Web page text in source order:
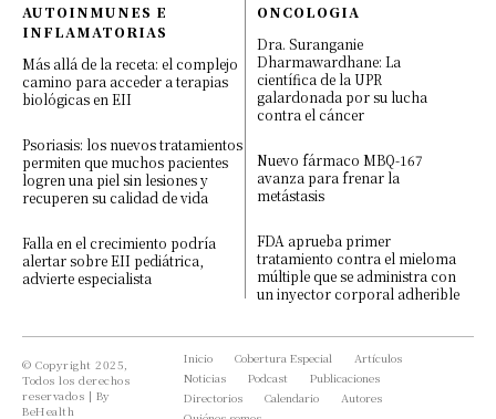
AUTOINMUNES E
INFLAMATORIAS
Más allá de la receta: el complejo
camino para acceder a terapias
biológicas en EII
Psoriasis: los nuevos tratamientos
permiten que muchos pacientes
logren una piel sin lesiones y
recuperen su calidad de vida
Falla en el crecimiento podría
alertar sobre EII pediátrica,
advierte especialista
ONCOLOGIA
Dra. Suranganie
Dharmawardhane: La
científica de la UPR
galardonada por su lucha
contra el cáncer
Nuevo fármaco MBQ-167
avanza para frenar la
metástasis
FDA aprueba primer
tratamiento contra el mieloma
múltiple que se administra con
un inyector corporal adherible
© Copyright 2025,
Todos los derechos
reservados | By
BeHealth
Inicio Cobertura Especial
Artículos
Noticias
Podcast
Publicaciones
Directorios
Calendario
Autores